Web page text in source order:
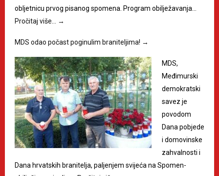
obljetnicu prvog pisanog spomena. Program obilježavanja…
Pročitaj više…
→
MDS odao počast poginulim braniteljima! →
MDS,
Međimurski
demokratski
savez je
povodom
Dana pobjede
i domovinske
zahvalnosti i
Dana hrvatskih branitelja, paljenjem svijeća na Spomen-